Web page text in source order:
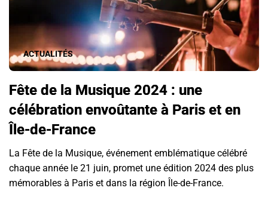
ACTUALITÉS
Fête de la Musique 2024 : une
célébration envoûtante à Paris et en
Île-de-France
La Fête de la Musique, événement emblématique célébré
chaque année le 21 juin, promet une édition 2024 des plus
mémorables à Paris et dans la région Île-de-France.